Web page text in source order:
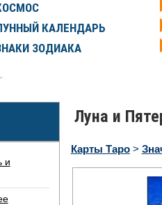
КАЛЕНДАРЬ
ЗОДИАКА
Луна и
Карты Таро>
и